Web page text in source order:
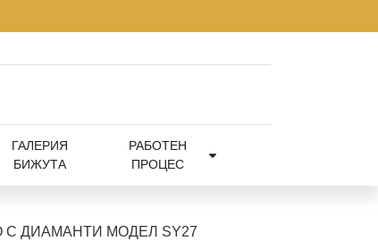
ГАЛЕРИЯ
БИЖУТА
РАБОТЕН
ПРОЦЕС
ДИАМАНТИ МОДЕЛ SY27